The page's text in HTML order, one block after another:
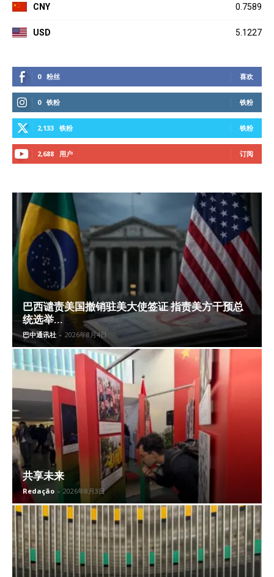
CNY 0.7589
USD 5.1227
0 粉丝 喜欢
0 铁粉 铁粉
2,133 铁粉 铁粉
2,688 用户 订阅
巴西谴责美国撤销驻美大使签证 指责美方干预总
统选举...
巴中通讯社 - 2026年8月4日
共享未来
Redação - 2026年8月3日